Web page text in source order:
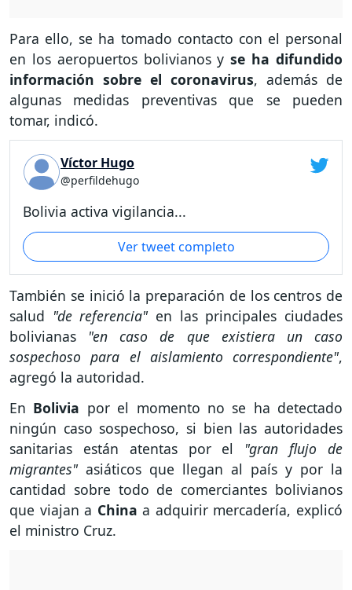
Para ello, se ha tomado contacto con el personal
en los aeropuertos bolivianos y se ha difundido
información sobre el coronavirus, además de
algunas medidas preventivas que se pueden
tomar, indicó.
Víctor Hugo
@perfildehugo
Bolivia activa vigilancia...
Ver tweet completo
También se inició la preparación de los centros de
salud "de referencia"en las principales ciudades
bolivianas "en caso de que existiera un caso
sospechoso para el aislamiento correspondiente",
agregó la autoridad.
En Bolivia por el momento no se ha detectado
ningún caso sospechoso, si bien las autoridades
sanitarias están atentas por el
"gran flujo de
migrantes" asiáticos que llegan al país y por la
cantidad sobre todo de comerciantes bolivianos
que viajan a Chinaa adquirir mercadería, explicó
el ministro Cruz.